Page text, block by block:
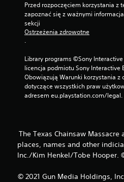
Przed rozpoczęciem korzystania z
zapoznać się z ważnymi
sekcji
Ostrzeżenia zdrowotne
.
Library programs ©Sony
licencja podmiotu Sony Interactive
Obowiązują Warunki korzystania
dotyczące wszystkich praw
adresem eu.playstation.com/legal.
The Texas Chainsaw
places, names and other
Inc./Kim Henkel/Tobe Hooper.
© 2021 Gun Media Holdings,